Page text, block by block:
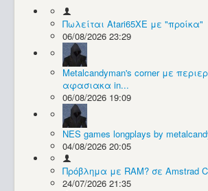
Συλλογές / Projects
Πωλείται Atari65XE με "προίκα"
06/08/2026 23:29
Metalcandyman's corner με
αφασιακα in...
06/08/2026 19:09
NES games longplays by
04/08/2026 20:05
Πρόβλημα με RAM? σε Amstrad
24/07/2026 21:35